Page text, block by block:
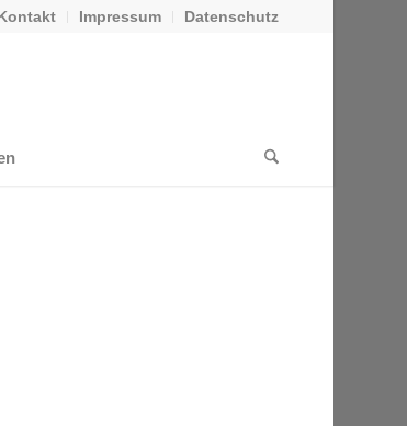
Impressum Datenschutz